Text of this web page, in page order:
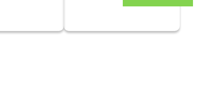
€ 1,09